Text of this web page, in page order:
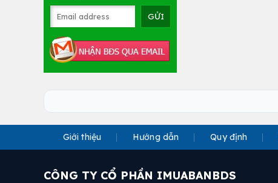
Giới thiệu Hướng dẫn Quy định
CÔNG TY CỔ PHẦN IMUABANBDS